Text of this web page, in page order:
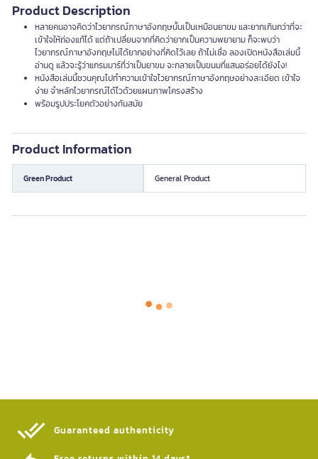
Product Description
หลายคนอาจคิดว่าไวยากรณ์ภาษาอังกฤษนั้นเป็นเหมือนยาขม และยากเกินกว่าที่จะ
เข้าใจให้ถ่องแท้ได้ แต่ถ้าเปลี่ยนจากที่คิดว่ายากเป็นความพยายาม ก็จะพบว่า
ไวยากรณ์ภาษาอังกฤษไม่ได้ยากอย่างที่คิดไว้เลย ถ้าไม่เชื่อ ลองเปิดหนังสือเล่มนี้
อ่านดู แล้วจะรู้ว่าแกรมมาร์ที่ว่าเป็นยาขม จะกลายเป็นขนมที่แสนอร่อยได้ยังไง!
หนังสือเล่มนี้ชวนคุณไปทำความเข้าใจไวยากรณ์ภาษาอังกฤษอย่างละเอียด เข้าใจ
ง่าย จำหลักไวยากรณ์ได้ไวด้วยแผนภาพโครงสร้าง
พร้อมรูปประโยคตัวอย่างทันสมัย
Product Information
Green Product General Product
Guaranteed authenticity​